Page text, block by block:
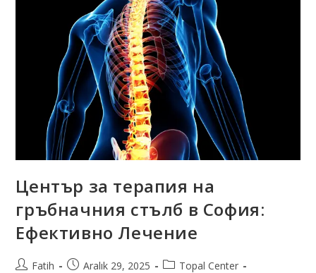
Център за терапия на
гръбначния стълб в София:
Ефективно Лечение
Fatih Aralık 29, 2025
Topal Center